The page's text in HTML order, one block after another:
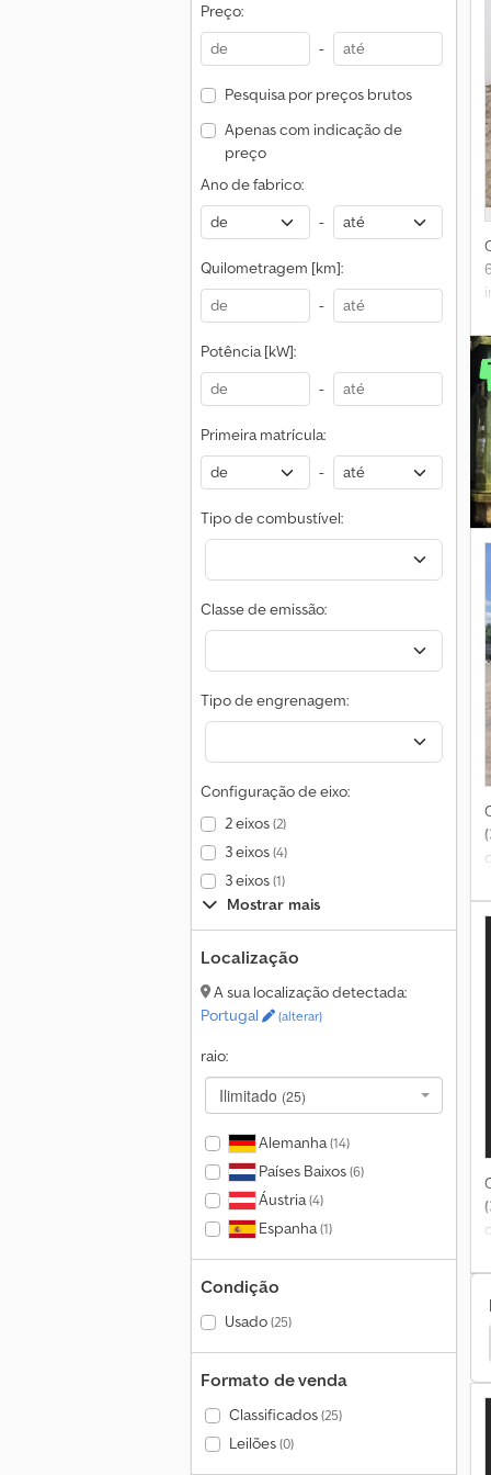
Preço:
-
Pesquisa por preços brutos
Apenas com indicação de
preço
Ano de fabrico:
-
Quilometragem [km]:
-
Potência [kW]:
-
Primeira matrícula:
-
Tipo de combustível:
Classe de emissão:
Tipo de engrenagem:
Configuração de eixo:
2 eixos(2)
3 eixos(4)
3 eixos(1)
Mostrar mais
Localização
A sua localização detectada:
Portugal
(alterar)
raio:
Ilimitado (25)
Alemanha(14)
Países Baixos(6)
Áustria(4)
Espanha(1)
Condição
Usado(25)
Formato de venda
Classificados(25)
Leilões(0)